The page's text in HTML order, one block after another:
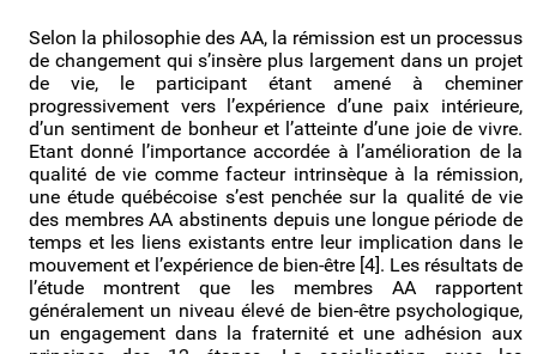
Selon la philosophie des AA, la rémission est un processus
de changement qui s’insère plus largement dans un projet
de vie, le participant étant amené à cheminer
progressivement vers l’expérience d’une paix intérieure,
d’un sentiment de bonheur et l’atteinte d’une joie de vivre.
Etant donné l’importance accordée à l’amélioration de la
qualité de vie comme facteur intrinsèque à la rémission,
une étude québécoise s’est penchée sur la qualité de vie
des membres AA abstinents depuis une longue période de
temps et les liens existants entre leur implication dans le
mouvement et l’expérience de bien-être [4]. Les résultats de
l’étude montrent que les membres AA rapportent
généralement un niveau élevé de bien-être psychologique,
un engagement dans la fraternité et une adhésion aux